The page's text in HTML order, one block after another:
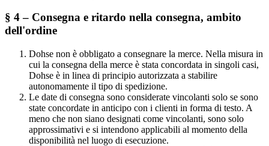
§ 4 – Consegna e ritardo nella consegna, ambito
dell'ordine
Dohse non è obbligato a consegnare la merce. Nella misura in
cui la consegna della merce è stata concordata in singoli casi,
Dohse è in linea di principio autorizzata a stabilire
autonomamente il tipo di spedizione.
Le date di consegna sono considerate vincolanti solo se sono
state concordate in anticipo con i clienti in forma di testo. A
meno che non siano designati come vincolanti, sono solo
approssimativi e si intendono applicabili al momento della
disponibilità nel luogo di esecuzione.